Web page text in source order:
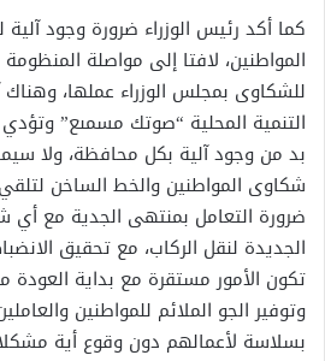
كما أكد رئيس الوزراء ضرورة وجود
المواطنين، لافتا إلى مواصلة
للشكاوى بمجلس الوزراء عملها، وهناك
التنمية المحلية “صوتك مسمىع”
بد من وجود آلية بكل محافظة، ولا
شكاوى المواطنين والخط الساخن
ضرورة التعامل بمنتهى الجدية مع
الجديدة لنقل الركاب، مع تحقيق
تكون الأمور مستقرة مع بداية العودة
وتوفير الجو الملائم للمواطنين
بسلاسة لأعمالهم دون وقوع أية